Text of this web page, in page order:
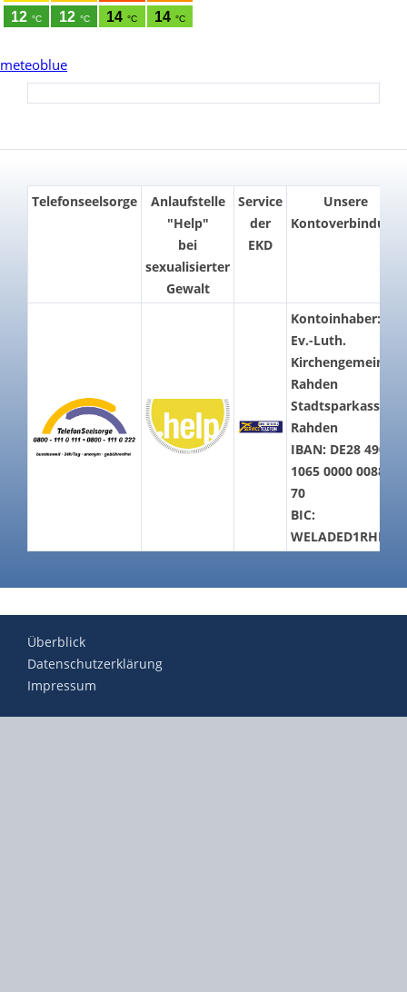
meteoblue
Telefonseelsorge
Anlaufstelle
"Help"
bei
sexualisierter
Gewalt
Service
der
EKD
Unsere
Kontoverbindung
Kontoinhaber:
Ev.-Luth.
Kirchengemeinde
Rahden
Stadtsparkasse
Rahden
IBAN: DE28 4905
1065 0000 0088
70
BIC:
WELADED1RHD
Überblick
Datenschutzerklärung
Impressum